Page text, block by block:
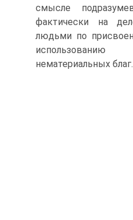
смысле
фактически на
людьми по
нематериальных благ.